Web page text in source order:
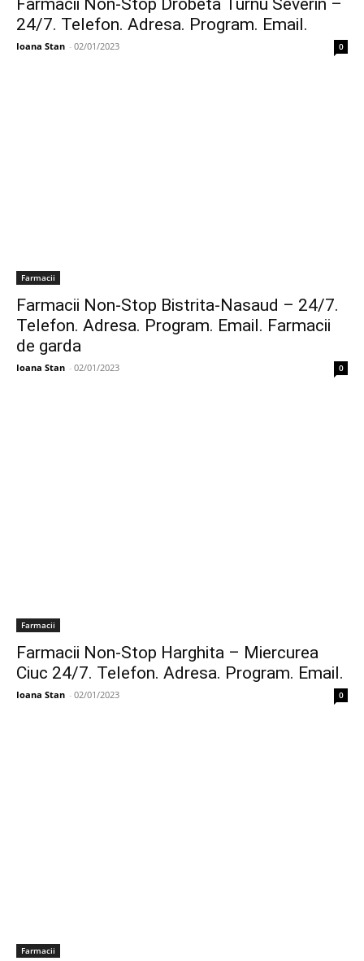
Farmacii Non-Stop Drobeta Turnu Severin –
24/7. Telefon. Adresa. Program. Email.
Ioana Stan - 02/01/2023 0
Farmacii
Farmacii Non-Stop Bistrita-Nasaud – 24/7.
Telefon. Adresa. Program. Email. Farmacii
de garda
Ioana Stan - 02/01/2023 0
Farmacii
Farmacii Non-Stop Harghita – Miercurea
Ciuc 24/7. Telefon. Adresa. Program. Email.
Ioana Stan - 02/01/2023 0
Farmacii